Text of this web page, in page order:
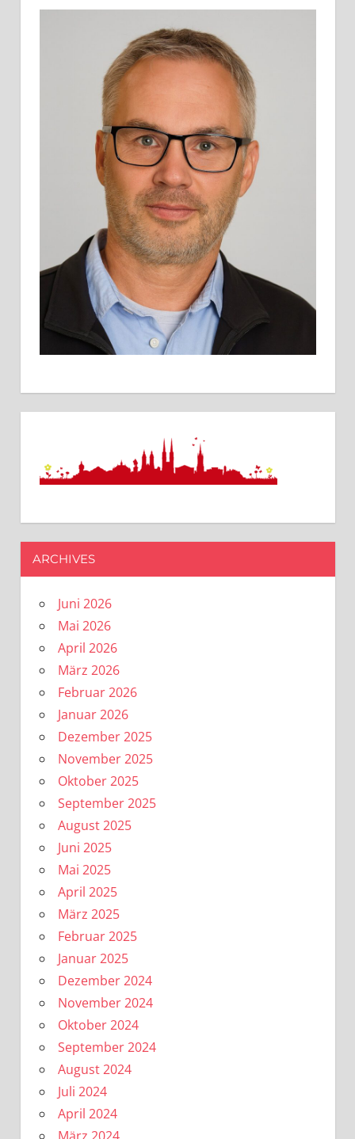
ARCHIVES
Juni 2026
Mai 2026
April 2026
März 2026
Februar 2026
Januar 2026
Dezember 2025
November 2025
Oktober 2025
September 2025
August 2025
Juni 2025
Mai 2025
April 2025
März 2025
Februar 2025
Januar 2025
Dezember 2024
November 2024
Oktober 2024
September 2024
August 2024
Juli 2024
April 2024